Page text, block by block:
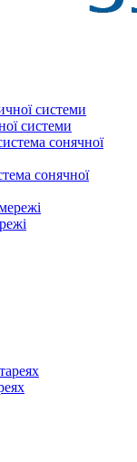
системи
сонячної